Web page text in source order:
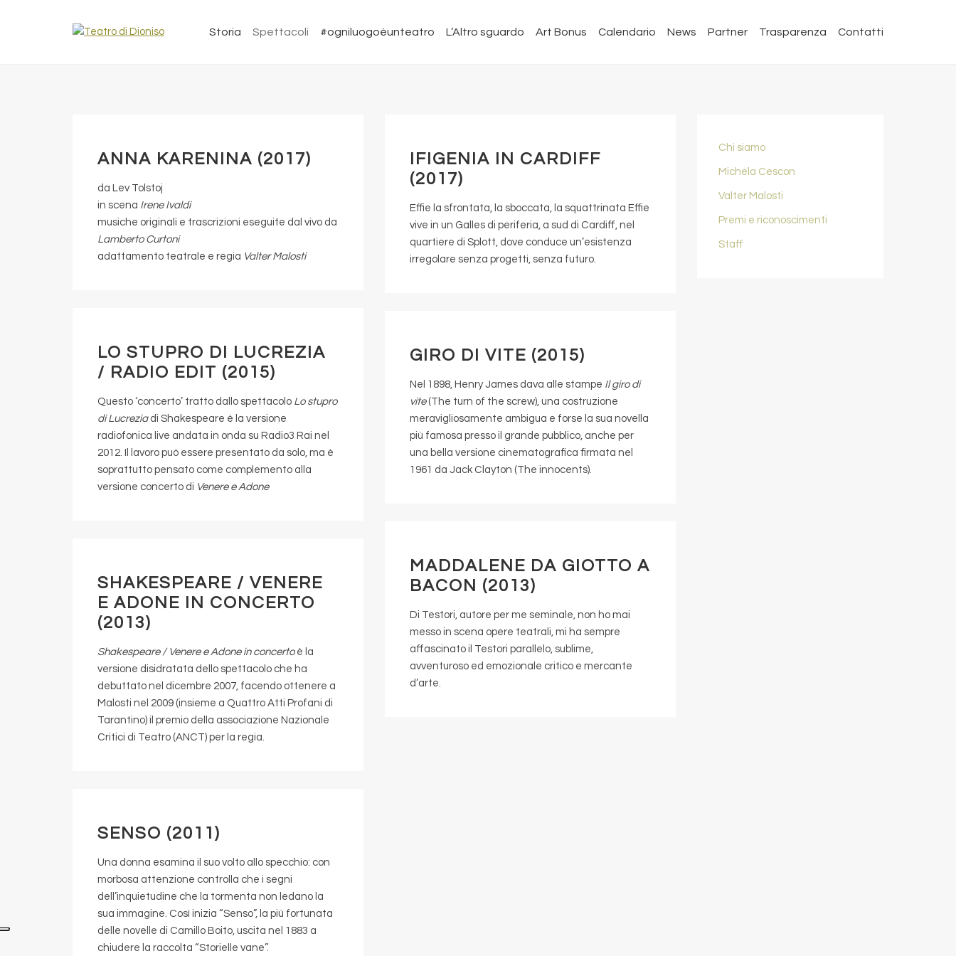
Storia Spettacoli #ogniluogoèunteatro L’Altro sguardo Art Bonus Calendario News Partner Trasparenza Contatti
ANNA KARENINA (2017)
da Lev Tolstoj
in scena Irene Ivaldi
musiche originali e trascrizioni eseguite dal vivo da
Lamberto Curtoni
adattamento teatrale e regia Valter Malosti
LO STUPRO DI LUCREZIA
/ RADIO EDIT (2015)
Questo ‘concerto’ tratto dallo spettacolo Lo stupro
di Lucreziadi Shakespeare è la versione
radiofonica live andata in onda su Radio3 Rai nel
2012. Il lavoro può essere presentato da solo, ma è
soprattutto pensato come complemento alla
versione concerto di Venere e Adone
SHAKESPEARE / VENERE
E ADONE IN CONCERTO
(2013)
Shakespeare / Venere e Adone in concertoè la
versione disidratata dello spettacolo che ha
debuttato nel dicembre 2007, facendo ottenere a
Malosti nel 2009 (insieme a Quattro Atti Profani di
Tarantino) il premio della associazione Nazionale
Critici di Teatro (ANCT) per la regia.
SENSO (2011)
Una donna esamina il suo volto allo specchio: con
morbosa attenzione controlla che i segni
dell’inquietudine che la tormenta non ledano la
sua immagine. Così inizia “Senso”, la più fortunata
delle novelle di Camillo Boito, uscita nel 1883 a
chiudere la raccolta “Storielle vane”.
IFIGENIA IN CARDIFF
(2017)
Effie la sfrontata, la sboccata, la squattrinata Effie
vive in un Galles di periferia, a sud di Cardiff, nel
quartiere di Splott, dove conduce un’esistenza
irregolare senza progetti, senza futuro.
GIRO DI VITE (2015)
Nel 1898, Henry James dava alle stampe Il giro di
vite(The turn of the screw), una costruzione
meravigliosamente ambigua e forse la sua novella
più famosa presso il grande pubblico, anche per
una bella versione cinematografica firmata nel
1961 da Jack Clayton (The innocents).
MADDALENE DA GIOTTO A
BACON (2013)
Di Testori, autore per me seminale, non ho mai
messo in scena opere teatrali, mi ha sempre
affascinato il Testori parallelo, sublime,
avventuroso ed emozionale critico e mercante
d’arte.
Chi siamo
Michela Cescon
Valter Malosti
Premi e riconoscimenti
Staff